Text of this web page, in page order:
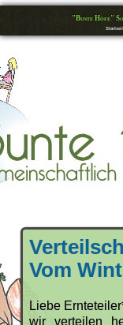
"Bunte Höfe"
Vom
Liebe
wir verteilen